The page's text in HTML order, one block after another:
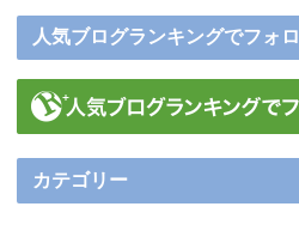
人気ブログランキングでフォ
カテゴリー